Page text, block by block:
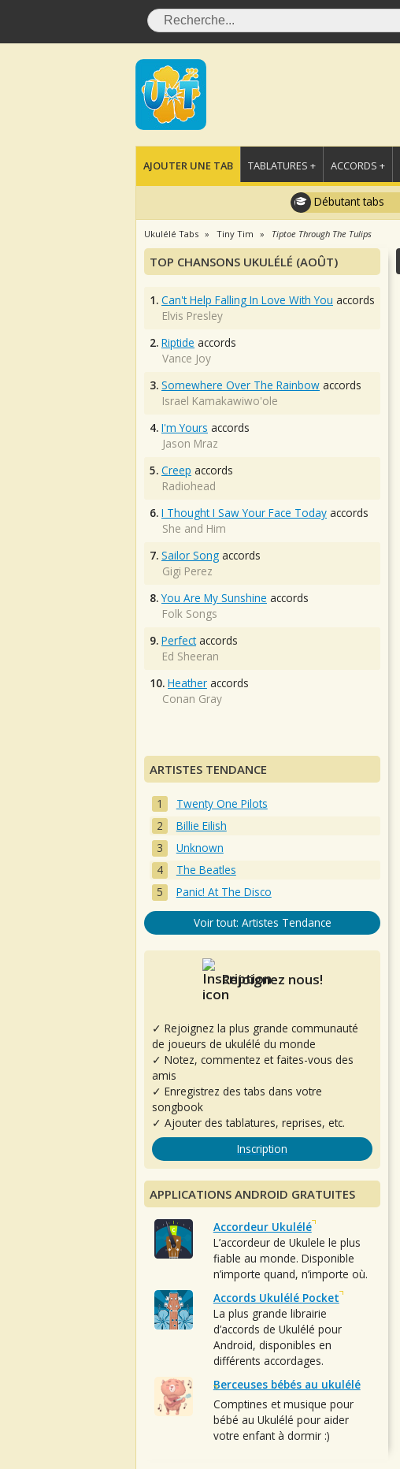
AJOUTER UNE TAB TABLATURES + ACCORDS +
Débutant tabs
Ukulélé Tabs Tiny Tim Tiptoe Through The Tulips
TOP CHANSONS UKULÉLÉ (AOÛT)
1. Can't Help Falling In Love With You accords
Elvis Presley
2. Riptide accords
Vance Joy
3. Somewhere Over The Rainbow accords
Israel Kamakawiwo'ole
4. I'm Yours accords
Jason Mraz
5. Creep accords
Radiohead
6. I Thought I Saw Your Face Today accords
She and Him
7. Sailor Song accords
Gigi Perez
8. You Are My Sunshine accords
Folk Songs
9. Perfectaccords
Ed Sheeran
10. Heather accords
Conan Gray
ARTISTES TENDANCE
Twenty One Pilots
Billie Eilish
Unknown
The Beatles
Panic! At The Disco
Voir tout: Artistes Tendance
Rejoignez nous!
✓ Rejoignez la plus grande communauté
de joueurs de ukulélé du monde
✓ Notez, commentez et faites-vous des
amis
✓ Enregistrez des tabs dans votre
songbook
✓ Ajouter des tablatures, reprises, etc.
Inscription
APPLICATIONS ANDROID GRATUITES
Accordeur Ukulélé
L’accordeur de Ukulele le plus
fiable au monde. Disponible
n’importe quand, n’importe où.
Accords Ukulélé Pocket
La plus grande librairie
d’accords de Ukulélé pour
Android, disponibles en
différents accordages.
Berceuses bébés au ukulélé
Comptines et musique pour
bébé au Ukulélé pour aider
votre enfant à dormir :)